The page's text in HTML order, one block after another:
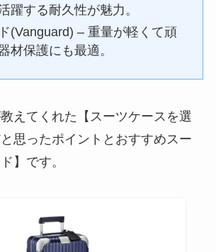
躍する耐久性が魅力。
(Vanguard) – 重量が軽くて頑
材保護にも最適。
えてくれた【スーツケースを選
思ったポイントとおすすめスー
】です。